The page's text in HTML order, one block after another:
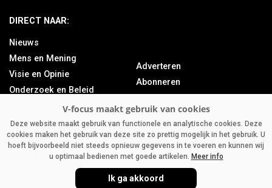
DIRECT NAAR:
Nieuws
Mens en Mening
Visie en Opinie
Onderzoek en Beleid
Bedrijfsnieuws
Column
Adverteren
Abonneren
Contact
V-FOCUS.NL DISCLAIMER AGRIMEDIA
Deze website maakt gebruik van functionele en analytische cookies. Deze
cookies maken het gebruik van deze site zo prettig mogelijk in het gebruik. U
hoeft bijvoorbeeld niet steeds opnieuw gegevens in te voeren en kunnen wij
u optimaal bedienen met goede artikelen. Meer info
Ik ga akkoord